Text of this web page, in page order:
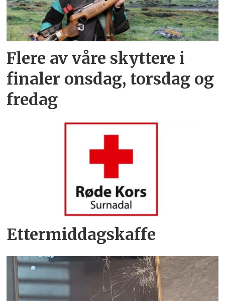
Flere av våre skyttere i
finaler onsdag, torsdag og
fredag
Ettermiddagskaffe